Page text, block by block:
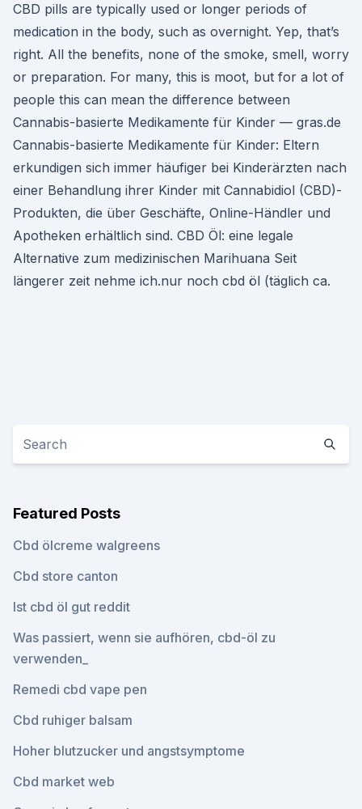
CBD pills are typically used or longer periods of
medication in the body, such as overnight. Yep, that’s
right. All the benefits, none of the smoke, smell, worry
or preparation. For many, this is moot, but for a lot of
people this can mean the difference between
Cannabis-basierte Medikamente für Kinder — gras.de
Cannabis-basierte Medikamente für Kinder: Eltern
erkundigen sich immer häufiger bei Kinderärzten nach
einer Behandlung ihrer Kinder mit Cannabidiol (CBD)-
Produkten, die über Geschäfte, Online-Händler und
Apotheken erhältlich sind. CBD Öl: eine legale
Alternative zum medizinischen Marihuana Seit
längerer zeit nehme ich.nur noch cbd öl (täglich ca.
Featured Posts
Cbd ölcreme walgreens
Cbd store canton
Ist cbd öl gut reddit
Was passiert, wenn sie aufhören, cbd-öl zu
verwenden_
Remedi cbd vape pen
Cbd ruhiger balsam
Hoher blutzucker und angstsymptome
Cbd market web